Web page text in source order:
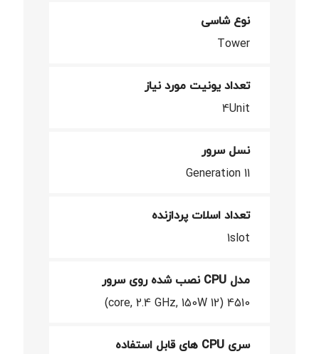
نوع شاسی
Tower
تعداد یونیت مورد نیاز
4Unit
نسل سرور
Generation 11
تعداد اسلات پردازنده
1slot
مدل CPU نصب شده روی سرور
4510 (12 core, 2.4 GHz, 150W)
سری CPU های قابل استفاده